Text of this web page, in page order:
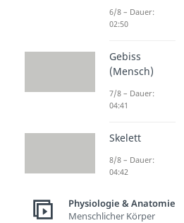
meist die
des
voneinander.
Gebisshälften
noch je in eine
rechte Seite
gibt es beim
oben, links
6/8 – Dauer:
02:50
Gebiss
(Mensch)
7/8 – Dauer:
04:41
Skelett
8/8 – Dauer:
04:42
Physiologie & Anatomie
Menschlicher Körper